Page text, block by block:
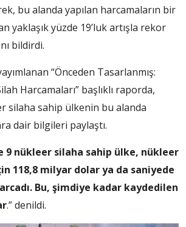
bu alanda yapılan harcamaların bir
yaklaşık yüzde 19’luk artışla rekor
bildirdi.
“Önceden Tasarlanmış:
Harcamaları” başlıklı raporda,
silaha sahip ülkenin bu alanda
dair bilgileri paylaştı.
9 nükleer silaha sahip ülke, nükleer
118,8 milyar dolar ya da saniyede
Bu, şimdiye kadar kaydedilen
.” denildi.